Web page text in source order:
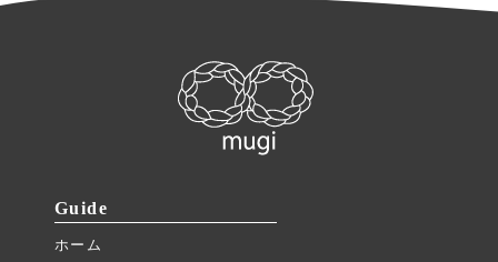
Guide
ホーム